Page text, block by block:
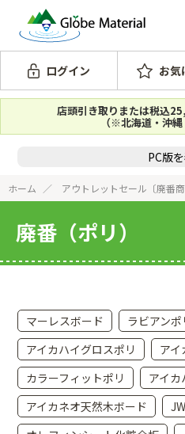
ログイン お気
店頭引き取りまたは税込
（※北海道・沖縄
PC版
ホーム アウトレットセール〔廃番商
廃番（ポリ）
マーレスボード
ラビアンポ
アイカハイグロスポリ
アイ
カラーフィットポリ
アイカ
アイカネオ天然木ボード